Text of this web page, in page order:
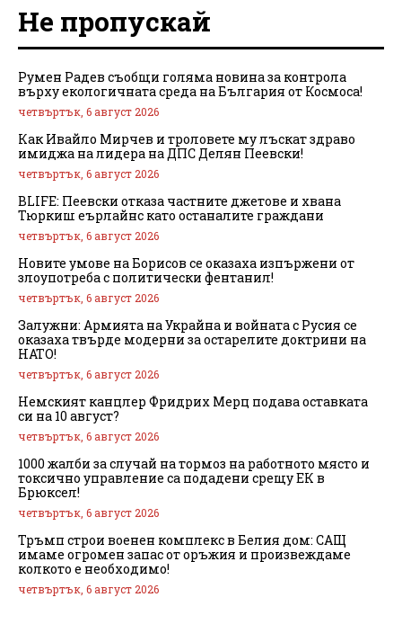
Не пропускай
Румен Радев съобщи голяма новина за контрола
върху екологичната среда на България от Космоса!
четвъртък, 6 август 2026
Как Ивайло Мирчев и троловете му лъскат здраво
имиджа на лидера на ДПС Делян Пеевски!
четвъртък, 6 август 2026
BLIFE: Пеевски отказа частните джетове и хвана
Тюркиш еърлайнс като останалите граждани
четвъртък, 6 август 2026
Новите умове на Борисов се оказаха изпържени от
злоупотреба с политически фентанил!
четвъртък, 6 август 2026
Залужни: Армията на Украйна и войната с Русия се
оказаха твърде модерни за остарелите доктрини на
НАТО!
четвъртък, 6 август 2026
Немският канцлер Фридрих Мерц подава оставката
си на 10 август?
четвъртък, 6 август 2026
1000 жалби за случай на тормоз на работното място и
токсично управление са подадени срещу ЕК в
Брюксел!
четвъртък, 6 август 2026
Тръмп строи военен комплекс в Белия дом: САЩ
имаме огромен запас от оръжия и произвеждаме
колкото е необходимо!
четвъртък, 6 август 2026